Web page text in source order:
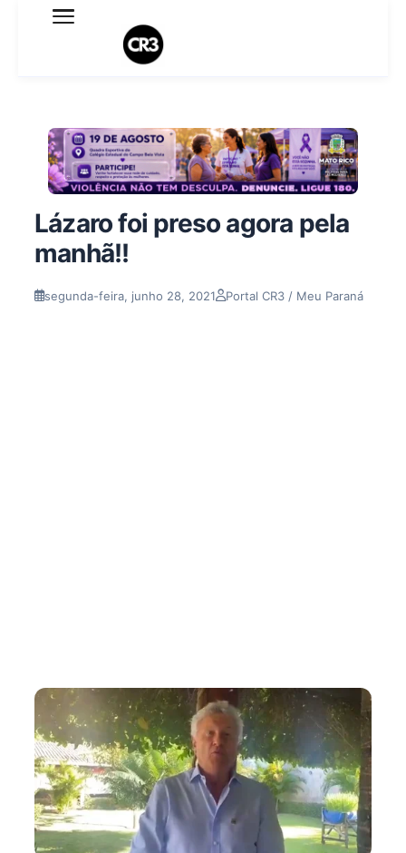
Expediente
Termo de Uso
Sobre o blog
Lázaro foi preso agora pela
manhã!!
segunda-feira, junho 28, 2021 Portal CR3 / Meu Paraná